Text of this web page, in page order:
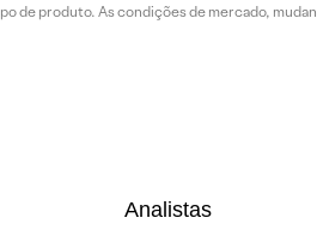
de produto. As condições de mercado,
Analistas